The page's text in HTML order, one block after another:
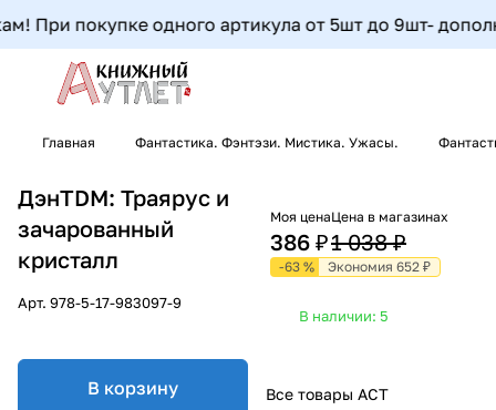
При покупке одного артикула от 5шт до 9шт-
Главная Фантастика. Фэнтэзи. Мистика. Ужасы.
ДэнTDM: Траярус и
зачарованный
кристалл
Арт. 978-5-17-983097-9
В корзину
Моя цена
386 ₽
Цена в магазинах
1 038 ₽
-63 % Экономия 652 ₽
В наличии: 5
Все товары АСТ